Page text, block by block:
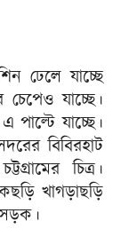
ঢেলে যাচ্ছে
যাচ্ছে।
পাল্টে যাচ্ছে।
বিবিরহাট
চিত্র।
খাগড়াছড়ি